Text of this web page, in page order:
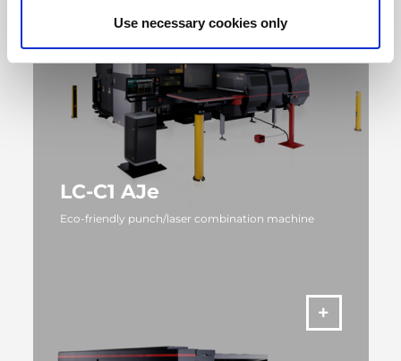
Use necessary cookies only
LC-C1 AJe
Eco-friendly punch/laser combination machine